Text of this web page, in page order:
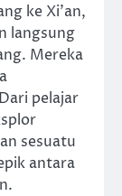
ke Xi’an,
langsung
Mereka
pelajar
sesuatu
antara